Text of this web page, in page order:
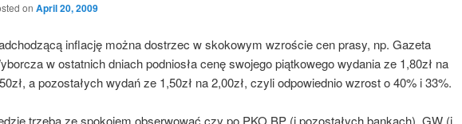
on April 20, 2009
inflację można dostrzec w skokowym wzroście cen prasy, np. Gazeta
w ostatnich dniach podniosła cenę swojego piątkowego wydania ze 1,80zł na
a pozostałych wydań ze 1,50zł na 2,00zł, czyli odpowiednio wzrost o 40% i 33%.
trzeba ze spokojem obserwować czy po PKO BP (i pozostałych bankach), GW (i